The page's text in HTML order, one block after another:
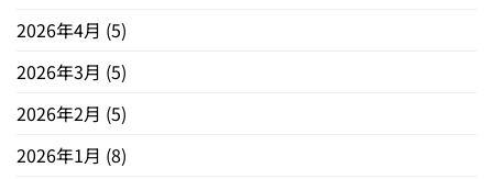
2026年4月 (5)
2026年3月 (5)
2026年2月 (5)
2026年1月 (8)